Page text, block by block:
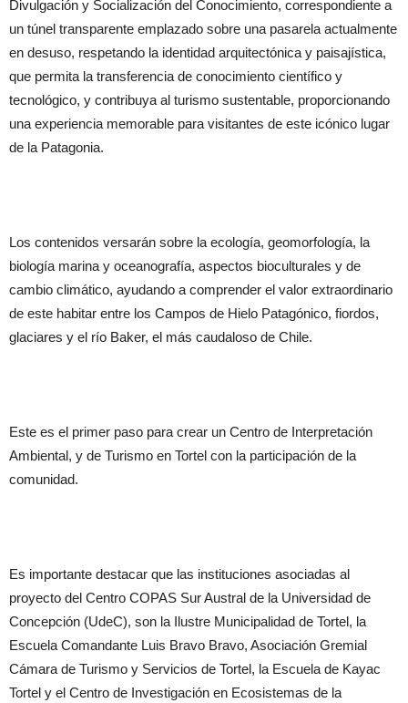
Divulgación y Socialización del Conocimiento, correspondiente a
un túnel transparente emplazado sobre una pasarela actualmente
en desuso, respetando la identidad arquitectónica y paisajística,
que permita la transferencia de conocimiento científico y
tecnológico, y contribuya al turismo sustentable, proporcionando
una experiencia memorable para visitantes de este icónico lugar
de la Patagonia.
Los contenidos versarán sobre la ecología, geomorfología, la
biología marina y oceanografía, aspectos bioculturales y de
cambio climático, ayudando a comprender el valor extraordinario
de este habitar entre los Campos de Hielo Patagónico, fiordos,
glaciares y el río Baker, el más caudaloso de Chile.
Este es el primer paso para crear un Centro de Interpretación
Ambiental, y de Turismo en Tortel con la participación de la
comunidad.
Es importante destacar que las instituciones asociadas al
proyecto del Centro COPAS Sur Austral de la Universidad de
Concepción (UdeC), son la Ilustre Municipalidad de Tortel, la
Escuela Comandante Luis Bravo Bravo, Asociación Gremial
Cámara de Turismo y Servicios de Tortel, la Escuela de Kayac
Tortel y el Centro de Investigación en Ecosistemas de la